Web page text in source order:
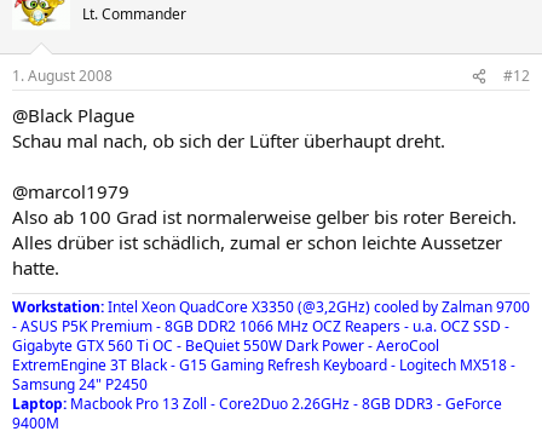
Lt. Commander
1. August 2008 #12
@Black Plague
Schau mal nach, ob sich der Lüfter überhaupt dreht.
@marcol1979
Also ab 100 Grad ist normalerweise gelber bis roter Bereich.
Alles drüber ist schädlich, zumal er schon leichte Aussetzer
hatte.
Workstation:Intel Xeon QuadCore X3350 (@3,2GHz) cooled by Zalman 9700
- ASUS P5K Premium - 8GB DDR2 1066 MHz OCZ Reapers - u.a. OCZ SSD -
Gigabyte GTX 560 Ti OC - BeQuiet 550W Dark Power - AeroCool
ExtremEngine 3T Black - G15 Gaming Refresh Keyboard - Logitech MX518 -
Samsung 24" P2450
Laptop: Macbook Pro 13 Zoll - Core2Duo 2.26GHz - 8GB DDR3 - GeForce
9400M